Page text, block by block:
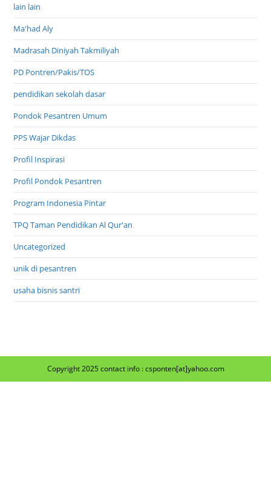
lain lain
Ma'had Aly
Madrasah Diniyah Takmiliyah
PD Pontren/Pakis/TOS
pendidikan sekolah dasar
Pondok Pesantren Umum
PPS Wajar Dikdas
Profil Inspirasi
Profil Pondok Pesantren
Program Indonesia Pintar
TPQ Taman Pendidikan Al Qur'an
Uncategorized
unik di pesantren
usaha bisnis santri
Copyright 2025 contact info : csponten[at]yahoo.com